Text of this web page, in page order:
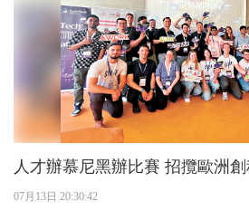
人才辦慕尼黑辦比賽 招
07月13日 20:30:42